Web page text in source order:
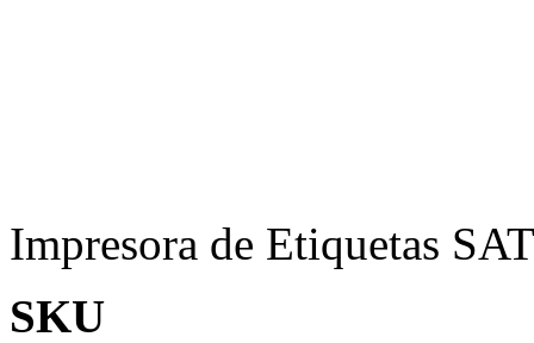
Impresora de Etiquetas
SKU